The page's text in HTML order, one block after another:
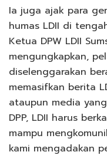
Ia juga ajak para
humas LDII di
Ketua DPW LDII
mengungkapkan,
diselenggarakan
memasifkan berita
ataupun media
DPP, LDII harus
mampu
kami mengadakan